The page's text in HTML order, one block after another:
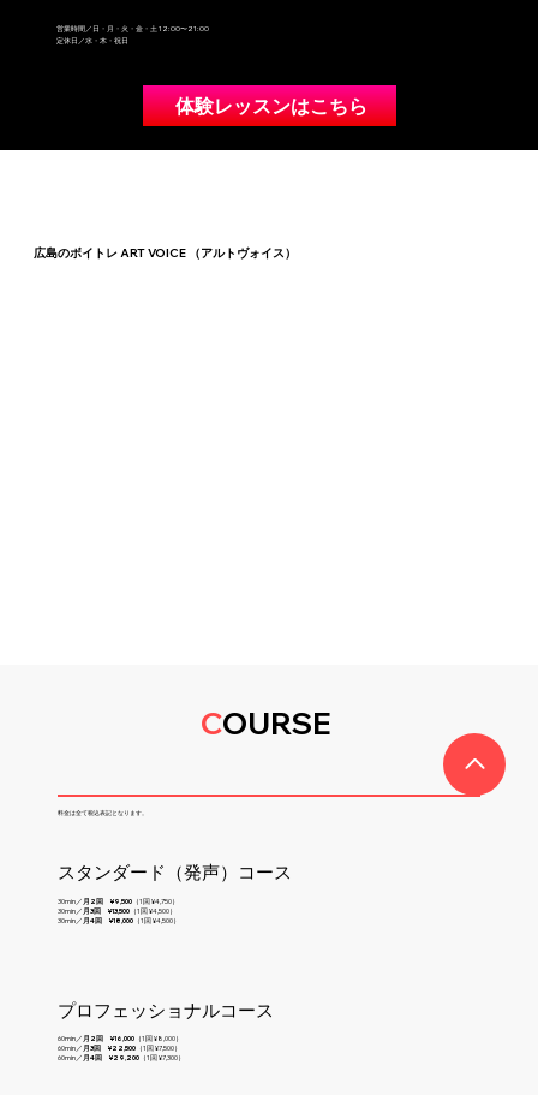
広島のボイトレ ART VOICE （アルトヴォイス）
体験レッスンはこちら
営業時間／日・月・火・金・土 12:00〜21:00
定休日／水・木・祝日
COURSE
料金は全て税込表記となります。
スタンダード（発声）コース
30min／ 月2回 ¥9,500 （1回 ¥4,750）
30min／ 月3回 ¥13,500 （1回 ¥4,500）
30min／ 月4回 ¥18,000 （1回 ¥4,500）
プロフェッショナルコース
60min／ 月 2回 ¥16,000 （1回 ¥8,000）
60min／ 月3回 ¥22,500 （1回 ¥7,500）
60min／ 月4回 ¥29,200 （1回 ¥7,300）